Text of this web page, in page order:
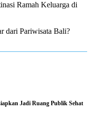
Ramah Keluarga di
dari Pariwisata Bali?
Jadi Ruang Publik Sehat